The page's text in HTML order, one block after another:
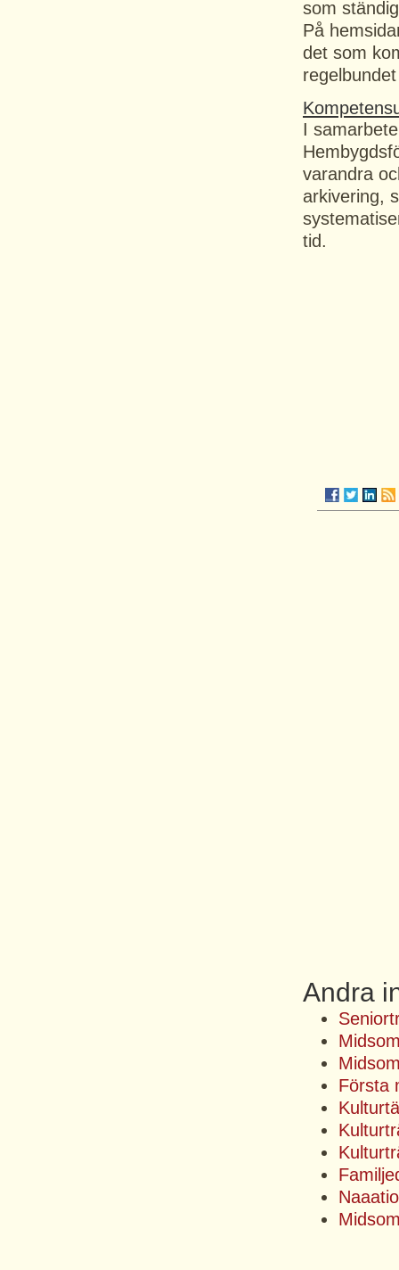
som
På
det som
I
varandra
arkivering,
tid.
Andra
Första